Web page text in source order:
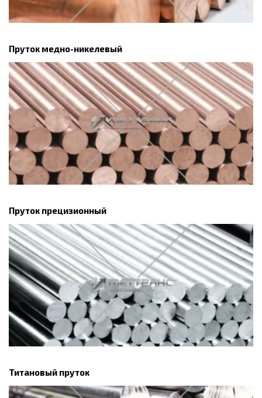
Пруток медно-никелевый
Пруток прецизионный
Титановый пруток